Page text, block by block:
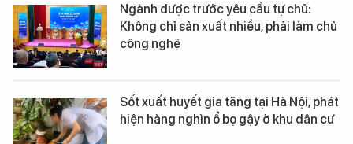
Ngành dược trước yêu cầu tự chủ:
Không chỉ sản xuất nhiều, phải làm chủ
công nghệ
Sốt xuất huyết gia tăng tại Hà Nội, phát
hiện hàng nghìn ổ bọ gậy ở khu dân cư